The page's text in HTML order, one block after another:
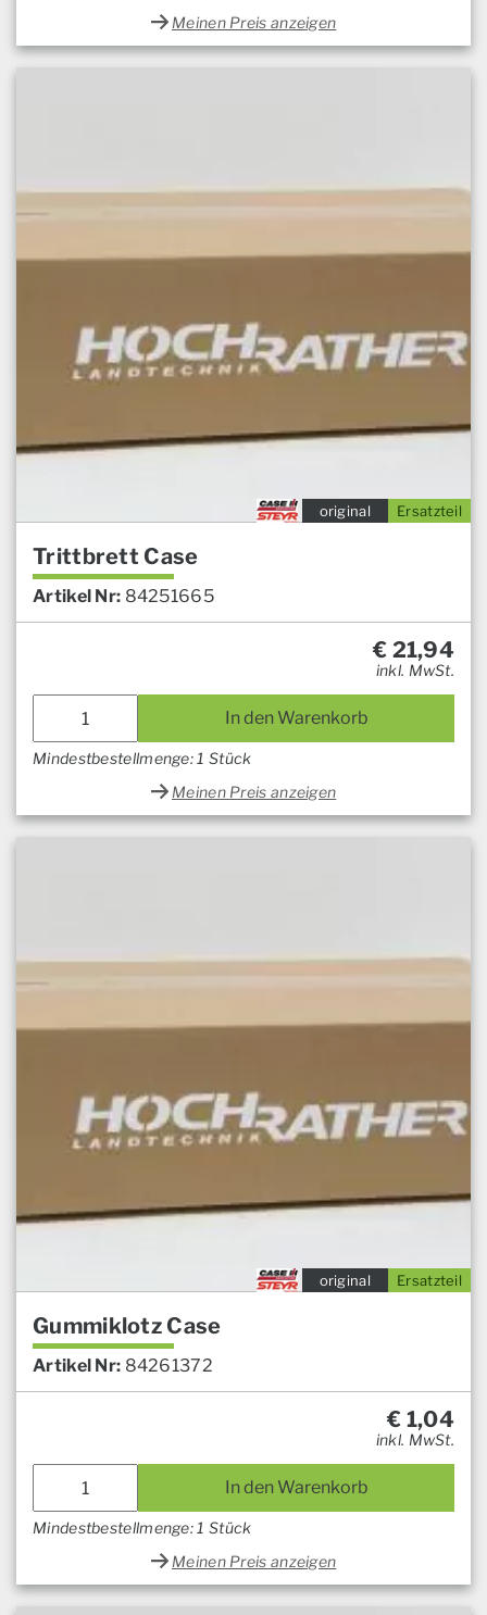
Meinen Preis anzeigen
Ersatzteil
original
Trittbrett Case
Artikel Nr: 84251665
€ 21,94
inkl. MwSt.
In den Warenkorb
Mindestbestellmenge: 1 Stück
Meinen Preis anzeigen
Ersatzteil
original
Gummiklotz Case
Artikel Nr: 84261372
€ 1,04
inkl. MwSt.
In den Warenkorb
Mindestbestellmenge: 1 Stück
Meinen Preis anzeigen